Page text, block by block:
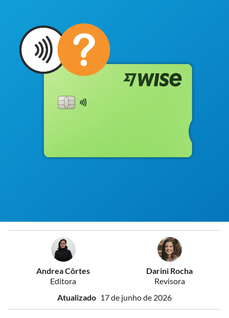
Andrea Côrtes
Editora
Darini Rocha
Revisora
Atualizado 17 de junho de 2026